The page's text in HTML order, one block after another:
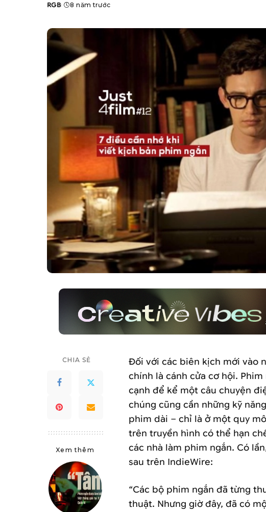
Posted
RGB 8 năm trước
CHIA SẺ
Xem thêm
Đối với các biên kịch mới vào
chính là cánh cửa cơ hội.
cạnh để kể một câu chuyện
chúng cũng cần những kỹ
phim dài – chỉ là ở một quy
trên truyền hình có thể hạn
các nhà làm phim ngắn. Có
sau trên IndieWire:
“Các bộ phim ngắn đã từng
thuật. Nhưng giờ đây, đã có